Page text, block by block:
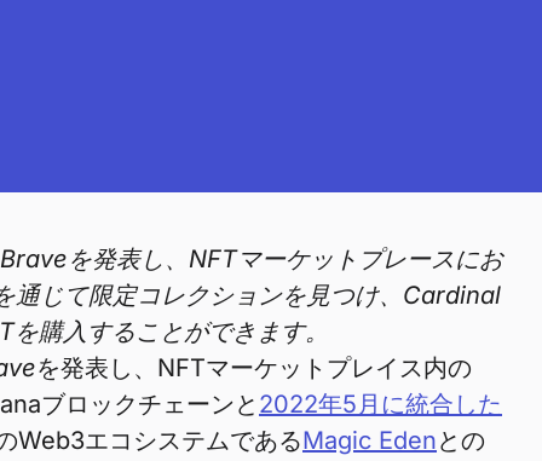
を発表し、NFTマーケットプレースにお
じて限定コレクションを見つけ、Cardinal
購入することができます。
を発表し、NFTマーケットプレイス内の
ブロックチェーンと 2022年5月に統合した
Web3エコシステムであるMagic Edenとの